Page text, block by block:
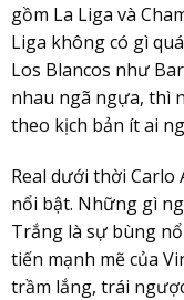
gồm La Liga và
Liga không có gì
Los Blancos như
nhau ngã ngựa, thì
theo kịch bản ít ai
Real dưới thời
nổi bật. Những gì
Trắng là sự bùng
tiến mạnh mẽ của
trầm lắng, trái